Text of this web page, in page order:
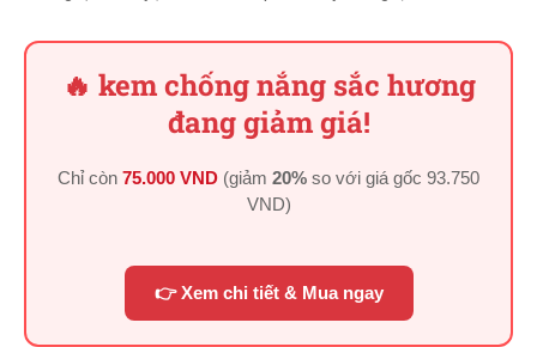
🔥 kem chống nắng sắc hương
đang giảm giá!
Chỉ còn 75.000 VND (giảm 20% so với giá gốc 93.750
VND)
👉 Xem chi tiết & Mua ngay